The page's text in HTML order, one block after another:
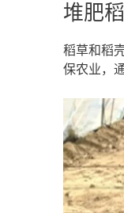
堆肥
稻草和稻
保农业，